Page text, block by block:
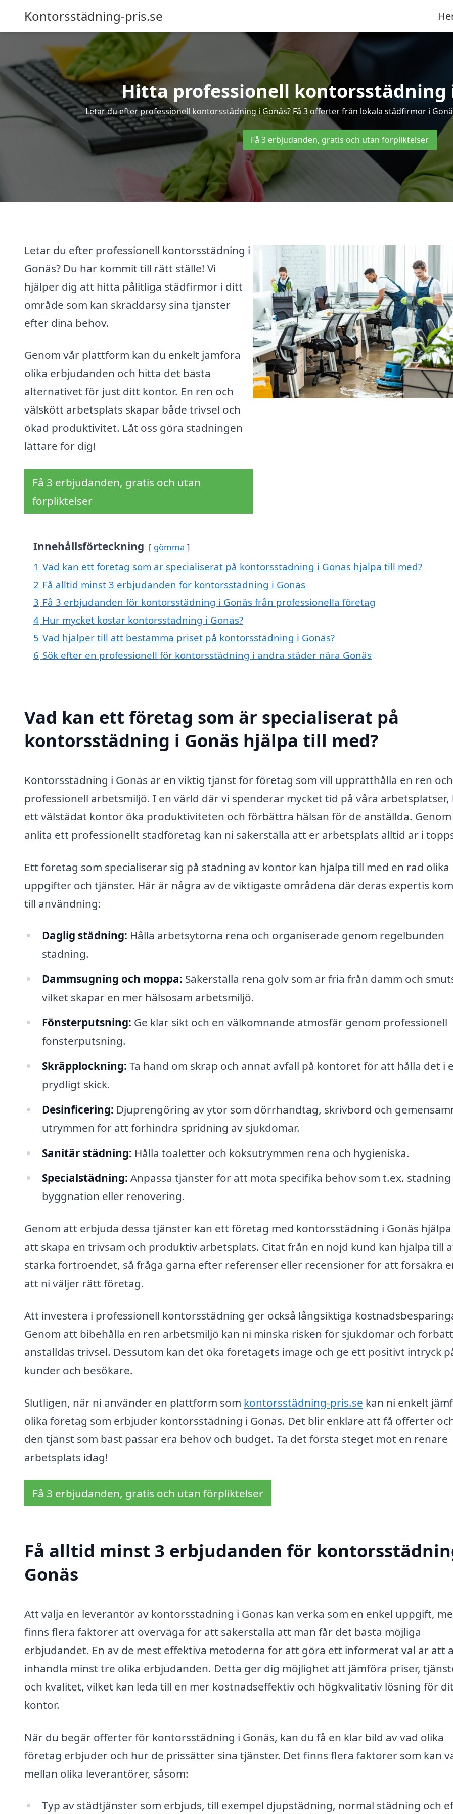
Kontorsstädning-pris.se
Hitta professionell kontorsstädning
Letar du efter professionell kontorsstädning i Gonäs? Få 3 offerter från lokala städfirmor i
Få 3 erbjudanden, gratis och utan förpliktelser
Letar du efter professionell kontorsstädning i
Gonäs? Du har kommit till rätt ställe! Vi
hjälper dig att hitta pålitliga städfirmor i ditt
område som kan skräddarsy sina tjänster
efter dina behov.
Genom vår plattform kan du enkelt jämföra
olika erbjudanden och hitta det bästa
alternativet för just ditt kontor. En ren och
välskött arbetsplats skapar både trivsel och
ökad produktivitet. Låt oss göra städningen
lättare för dig!
Få 3 erbjudanden, gratis och utan
förpliktelser
Innehållsförteckning gömma
1 Vad kan ett företag som är specialiserat på kontorsstädning i Gonäs hjälpa till med?
2 Få alltid minst 3 erbjudanden för kontorsstädning i Gonäs
3 Få 3 erbjudanden för kontorsstädning i Gonäs från professionella företag
4 Hur mycket kostar kontorsstädning i Gonäs?
5 Vad hjälper till att bestämma priset på kontorsstädning i Gonäs?
6 Sök efter en professionell för kontorsstädning i andra städer nära Gonäs
Vad kan ett företag som är specialiserat på
kontorsstädning i Gonäs hjälpa till med?
Kontorsstädning i Gonäs är en viktig tjänst för företag som vill upprätthålla en ren och
professionell arbetsmiljö. I en värld där vi spenderar mycket tid på våra arbetsplatser,
ett välstädat kontor öka produktiviteten och förbättra hälsan för de anställda.
anlita ett professionellt städföretag kan ni säkerställa att er arbetsplats alltid är i
Ett företag som specialiserar sig på städning av kontor kan hjälpa till med en rad olika
uppgifter och tjänster. Här är några av de viktigaste områdena där deras expertis
till användning:
Daglig städning: Hålla arbetsytorna rena och organiserade genom regelbunden
städning.
Dammsugning och moppa: Säkerställa rena golv som är fria från damm och
vilket skapar en mer hälsosam arbetsmiljö.
Fönsterputsning: Ge klar sikt och en välkomnande atmosfär genom professionell
fönsterputsning.
Skräpplockning: Ta hand om skräp och annat avfall på kontoret för att hålla det i
prydligt skick.
Desinficering: Djuprengöring av ytor som dörrhandtag, skrivbord och
utrymmen för att förhindra spridning av sjukdomar.
Sanitär städning: Hålla toaletter och köksutrymmen rena och hygieniska.
Specialstädning: Anpassa tjänster för att möta specifika behov som t.ex.
byggnation eller renovering.
Genom att erbjuda dessa tjänster kan ett företag med kontorsstädning i Gonäs
att skapa en trivsam och produktiv arbetsplats. Citat från en nöjd kund kan hjälpa till
stärka förtroendet, så fråga gärna efter referenser eller recensioner för att försäkra
att ni väljer rätt företag.
Att investera i professionell kontorsstädning ger också långsiktiga
Genom att bibehålla en ren arbetsmiljö kan ni minska risken för sjukdomar och
anställdas trivsel. Dessutom kan det öka företagets image och ge ett positivt intryck
kunder och besökare.
Slutligen, när ni använder en plattform som kontorsstädning-pris.se kan ni enkelt
olika företag som erbjuder kontorsstädning i Gonäs. Det blir enklare att få offerter
den tjänst som bäst passar era behov och budget. Ta det första steget mot en renare
arbetsplats idag!
Få 3 erbjudanden, gratis och utan förpliktelser
Få alltid minst 3 erbjudanden för
Gonäs
Att välja en leverantör av kontorsstädning i Gonäs kan verka som en enkel uppgift,
finns flera faktorer att överväga för att säkerställa att man får det bästa möjliga
erbjudandet. En av de mest effektiva metoderna för att göra ett informerat val är att
inhandla minst tre olika erbjudanden. Detta ger dig möjlighet att jämföra priser,
och kvalitet, vilket kan leda till en mer kostnadseffektiv och högkvalitativ lösning för
kontor.
När du begär offerter för kontorsstädning i Gonäs, kan du få en klar bild av vad olika
företag erbjuder och hur de prissätter sina tjänster. Det finns flera faktorer som kan
mellan olika leverantörer, såsom:
Typ av städtjänster som erbjuds, till exempel djupstädning, normal städning och